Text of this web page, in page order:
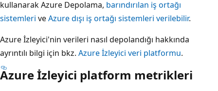
kullanarak Azure Depolama, barındırılan iş ortağı
sistemleri veAzure dışı iş ortağı sistemleri verilebilir.
Azure İzleyici'nin verileri nasıl depolandığı hakkında
ayrıntılı bilgi için bkz. Azure İzleyici veri platformu.
Azure İzleyici platform metrikleri